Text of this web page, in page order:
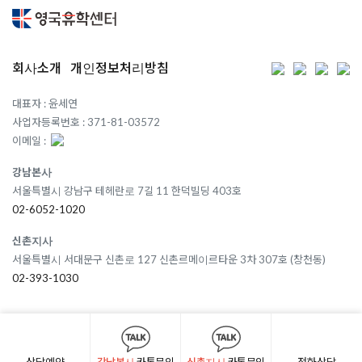
회사소개 개인정보처리방침
대표자 : 윤세연
사업자등록번호 : 371-81-03572
이메일 :
강남본사
서울특별시 강남구 테헤란로 7길 11 한덕빌딩 403호
02-6052-1020
신촌지사
서울특별시 서대문구 신촌로 127 신촌르메이르타운 3차 307호 (창천동)
02-393-1030